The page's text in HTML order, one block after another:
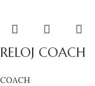
RELOJ COACH
COACH